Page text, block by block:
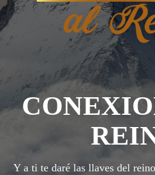
Y a ti te daré las llaves del